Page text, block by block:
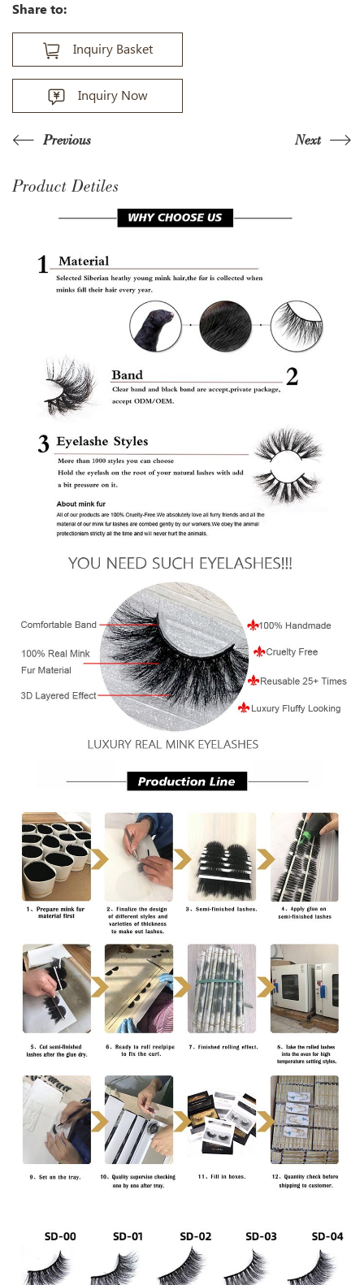
Share to:
Inquiry Basket
Inquiry Now
Previous Next
Product Detiles